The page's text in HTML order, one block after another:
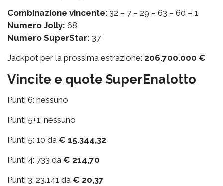
Combinazione vincente: 32 – 7 – 29 – 63 – 60 – 1
Numero Jolly: 68
Numero SuperStar: 37
Jackpot per la prossima estrazione: 206.700.000 €
Vincite e quote SuperEnalotto
Punti 6: nessuno
Punti 5+1: nessuno
Punti 5: 10 da € 15.344,32
Punti 4: 733 da € 214,70
Punti 3: 23.141 da € 20,37